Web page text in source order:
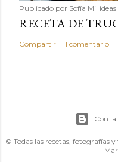
Publicado por Sofía Mil
RECETA DE
Compartir 1 comentario
Con
© Todas las recetas, fotografías